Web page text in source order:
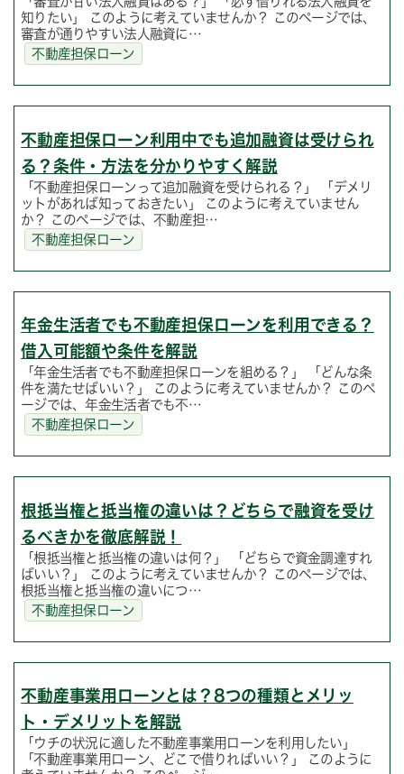
知りたい」 このように考えていませんか？ このページでは、
審査が通りやすい法人融資に…
不動産担保ローン
不動産担保ローン利用中でも追加融資は受けられ
る？条件・方法を分かりやすく解説
「不動産担保ローンって追加融資を受けられる？」 「デメリ
ットがあれば知っておきたい」 このように考えていません
か？ このページでは、不動産担…
不動産担保ローン
年金生活者でも不動産担保ローンを利用できる？
借入可能額や条件を解説
「年金生活者でも不動産担保ローンを組める？」 「どんな条
件を満たせばいい？」 このように考えていませんか？ このペ
ージでは、年金生活者でも不…
不動産担保ローン
根抵当権と抵当権の違いは？どちらで融資を受け
るべきかを徹底解説！
「根抵当権と抵当権の違いは何？」 「どちらで資金調達すれ
ばいい？」 このように考えていませんか？ このページでは、
根抵当権と抵当権の違いにつ…
不動産担保ローン
不動産事業用ローンとは？8つの種類とメリッ
ト・デメリットを解説
「ウチの状況に適した不動産事業用ローンを利用したい」
「不動産事業用ローン、どこで借りればいい？」 このように